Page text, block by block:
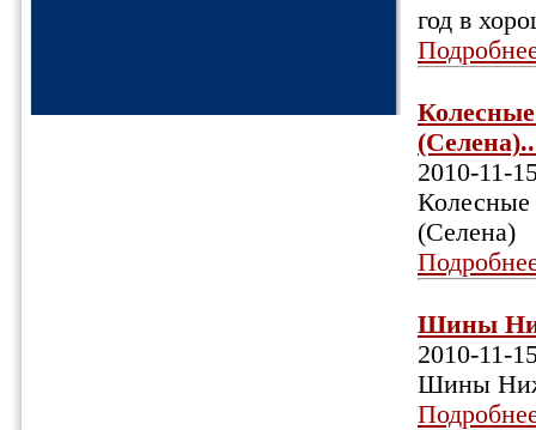
год в
2010-11-
Колесные
(Селена)
Шины
2010-11-
Шины